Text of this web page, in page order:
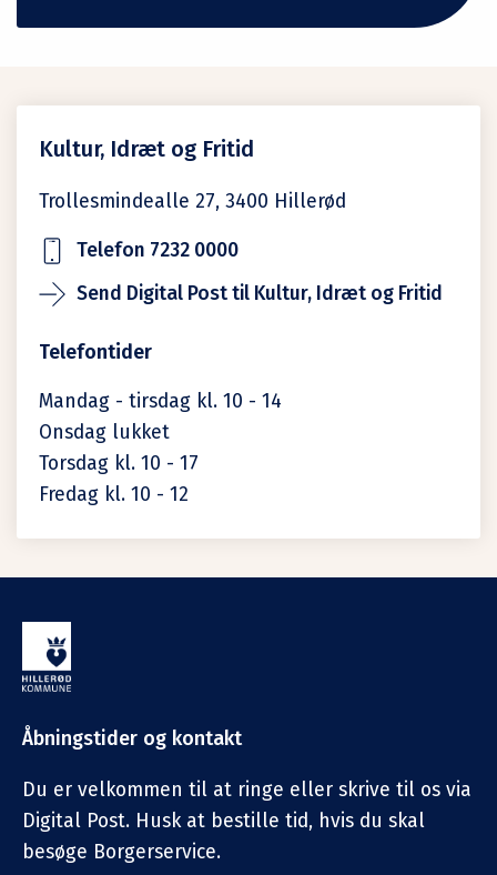
Kultur, Idræt og Fritid
Trollesmindealle 27, 3400 Hillerød
Telefon 7232 0000
Send Digital Post til Kultur, Idræt og Fritid
Telefontider
Mandag - tirsdag kl. 10 - 14
Onsdag lukket
Torsdag kl. 10 - 17
Fredag kl. 10 - 12
Åbningstider og kontakt
Du er velkommen til at ringe eller skrive til os via
Digital Post. Husk at bestille tid, hvis du skal
besøge Borgerservice.